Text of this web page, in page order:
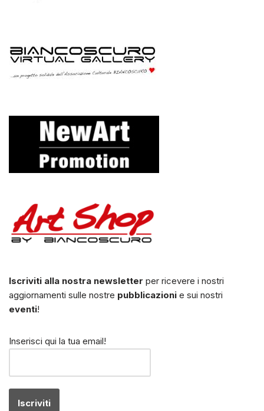
Iscriviti alla nostra newsletter per ricevere i nostri
aggiornamenti sulle nostre pubblicazioni e sui nostri
eventi!
Inserisci qui la tua email!